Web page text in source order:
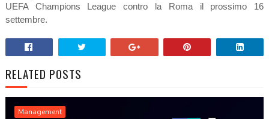
UEFA Champions League contro la Roma il prossimo 16
settembre.
RELATED POSTS
Management